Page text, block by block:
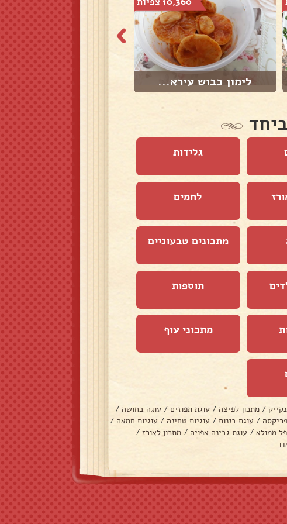
לימון כבוש עירא...
גלידות
לחמים
מתכונים טבעוניים
תוספות
מתכוני עוף
/ מתכון לפיצה / עוגת תפוזים / עוגה בחושה /
פריקסה / עוגת בננות / עוגיות טחינה / עוגיות חמאה /
ממולא / עוגת גבינה אפויה / מתכון לאורז /